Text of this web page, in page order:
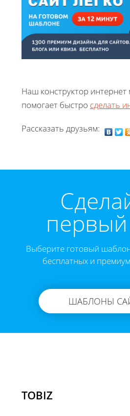
Наш конструктор интернет
помогает быстро сделать
Рассказать друзьям:
Выберите готовый
бесплатных и
ШАБЛОНЫ
TOBIZ